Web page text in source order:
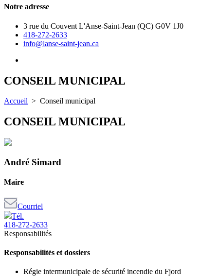
Notre adresse
3 rue du Couvent L'Anse-Saint-Jean (QC) G0V 1J0
418-272-2633
info@lanse-saint-jean.ca
CONSEIL MUNICIPAL
Accueil > Conseil municipal
CONSEIL MUNICIPAL
André Simard
Maire
Courriel
Tél.
418-272-2633
Responsabilités
Responsabilités et dossiers
Régie intermunicipale de sécurité incendie du Fjord